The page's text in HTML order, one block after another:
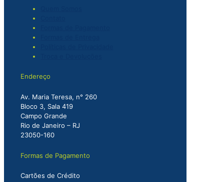
Endereço
Av. Maria Teresa, n° 260
Bloco 3, Sala 419
Campo Grande
Rio de Janeiro – RJ
23050-160
Formas de Pagamento
Cartões de Crédito